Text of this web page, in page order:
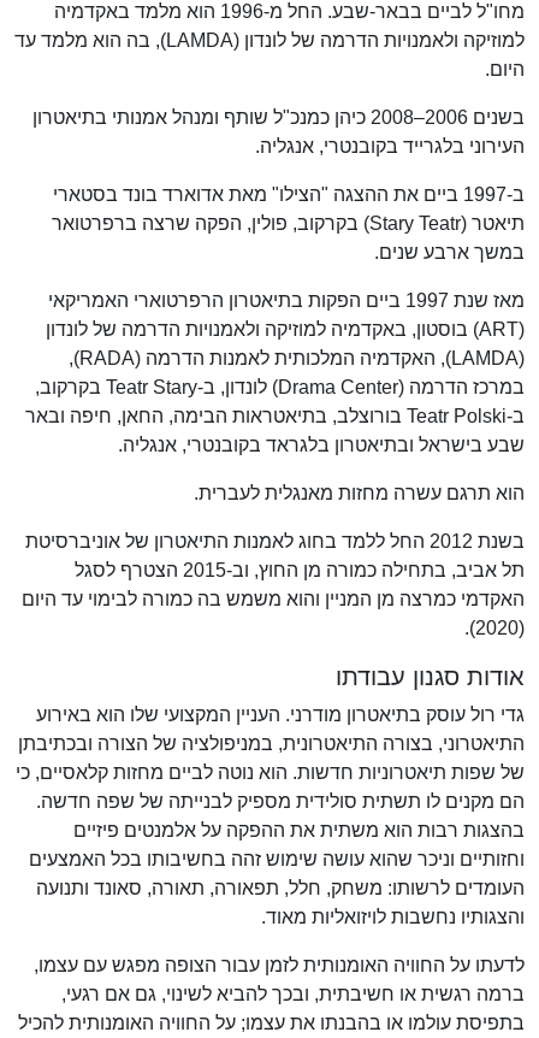
מחו"ל לביים בבאר-שבע. החל מ-1996 הוא מלמד באקדמיה
למוזיקה ולאמנויות הדרמה של לונדון (LAMDA), בה הוא מלמד עד
היום.
בשנים 2006–2008 כיהן כמנכ"ל שותף ומנהל אמנותי בתיאטרון
העירוני בלגרייד בקובנטרי, אנגליה.
ב-1997 ביים את ההצגה "הצילו" מאת אדוארד בונד בסטארי
תיאטר (Stary Teatr) בקרקוב, פולין, הפקה שרצה ברפרטואר
במשך ארבע שנים.
מאז שנת 1997 ביים הפקות בתיאטרון הרפרטוארי האמריקאי
(ART) בוסטון, באקדמיה למוזיקה ולאמנויות הדרמה של לונדון
(LAMDA), האקדמיה המלכותית לאמנות הדרמה (RADA),
במרכז הדרמה (Drama Center) לונדון, ב-Teatr Stary בקרקוב,
ב-Teatr Polski בורוצלב, בתיאטראות הבימה, החאן, חיפה ובאר
שבע בישראל ובתיאטרון בלגראד בקובנטרי, אנגליה.
הוא תרגם עשרה מחזות מאנגלית לעברית.
בשנת 2012 החל ללמד בחוג לאמנות התיאטרון של אוניברסיטת
תל אביב, בתחילה כמורה מן החוץ, וב-2015 הצטרף לסגל
האקדמי כמרצה מן המניין והוא משמש בה כמורה לבימוי עד היום
(2020).
אודות סגנון עבודתו
גדי רול עוסק בתיאטרון מודרני. העניין המקצועי שלו הוא באירוע
התיאטרוני, בצורה התיאטרונית, במניפולציה של הצורה ובכתיבתן
של שפות תיאטרוניות חדשות. הוא נוטה לביים מחזות קלאסיים, כי
הם מקנים לו תשתית סולידית מספיק לבנייתה של שפה חדשה.
בהצגות רבות הוא משתית את ההפקה על אלמנטים פיזיים
וחזותיים וניכר שהוא עושה שימוש זהה בחשיבותו בכל האמצעים
העומדים לרשותו: משחק, חלל, תפאורה, תאורה, סאונד ותנועה
והצגותיו נחשבות לויזואליות מאוד.
לדעתו על החוויה האומנותית לזמן עבור הצופה מפגש עם עצמו,
ברמה רגשית או חשיבתית, ובכך להביא לשינוי, גם אם רגעי,
בתפיסת עולמו או בהבנתו את עצמו; על החוויה האומנותית להכיל